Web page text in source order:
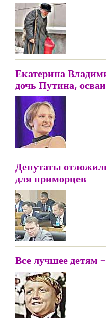
Екатерина
дочь Путина,
Депутаты
для приморцев
Все лучшее детям